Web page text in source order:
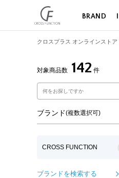
BRAND
クロスプラス オンラインストア
対象商品数 142 件
ブランド(複数選択可)
CROSS FUNCTION
ブランドを検索する